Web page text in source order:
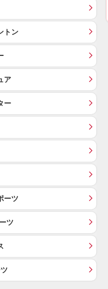
トン
ア
ー
ーツ
ツ